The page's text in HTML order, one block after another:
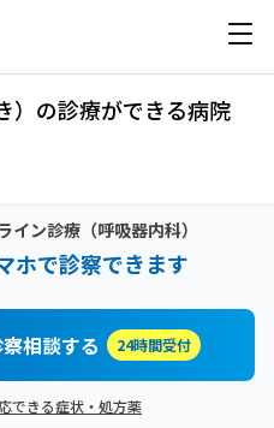
）の診療ができる病院
イン診療（呼吸器内科）
ホで診察できます
相談する 24時間受付
できる症状・処方薬